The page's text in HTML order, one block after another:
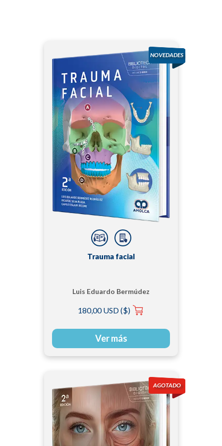
Trauma facial
Luis Eduardo Bermúdez
180,00 USD ($)
Ver más